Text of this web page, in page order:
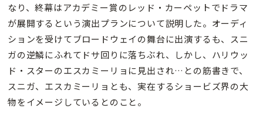
なり、終幕はアカデミー賞のレッド・カーペットでドラマ
が展開するという演出プランについて説明した。オーディ
ションを受けてブロードウェイの舞台に出演するも、スニ
ガの逆鱗にふれてドサ回りに落ちぶれ、しかし、ハリウッ
ド・スターのエスカミーリョに見出され…との筋書きで、
スニガ、エスカミーリョとも、実在するショービズ界の大
物をイメージしているとのこと。